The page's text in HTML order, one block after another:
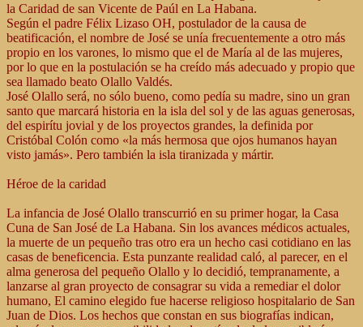
la Caridad de san Vicente de Paúl en La Habana.
Según el padre Félix Lizaso OH, postulador de la causa de
beatificación, el nombre de José se unía frecuentemente a otro más
propio en los varones, lo mismo que el de María al de las mujeres,
por lo que en la postulación se ha creído más adecuado y propio que
sea llamado beato Olallo Valdés.
José Olallo será, no sólo bueno, como pedía su madre, sino un gran
santo que marcará historia en la isla del sol y de las aguas generosas,
del espirítu jovial y de los proyectos grandes, la definida por
Cristóbal Colón como «la más hermosa que ojos humanos hayan
visto jamás». Pero también la isla tiranizada y mártir.
Héroe de la caridad
La infancia de José Olallo transcurrió en su primer hogar, la Casa
Cuna de San José de La Habana. Sin los avances médicos actuales,
la muerte de un pequeño tras otro era un hecho casi cotidiano en las
casas de beneficencia. Esta punzante realidad caló, al parecer, en el
alma generosa del pequeño Olallo y lo decidió, tempranamente, a
lanzarse al gran proyecto de consagrar su vida a remediar el dolor
humano, El camino elegido fue hacerse religioso hospitalario de San
Juan de Dios. Los hechos que constan en sus biografías indican,